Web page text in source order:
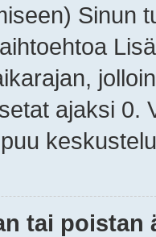
Sinun
ajaksi 0.
tai poistan